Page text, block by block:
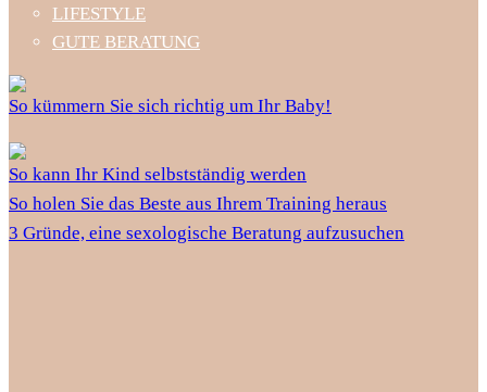
LIFESTYLE
GUTE BERATUNG
So kümmern Sie sich richtig um Ihr Baby!
So kann Ihr Kind selbstständig werden
So holen Sie das Beste aus Ihrem Training heraus
3 Gründe, eine sexologische Beratung aufzusuchen